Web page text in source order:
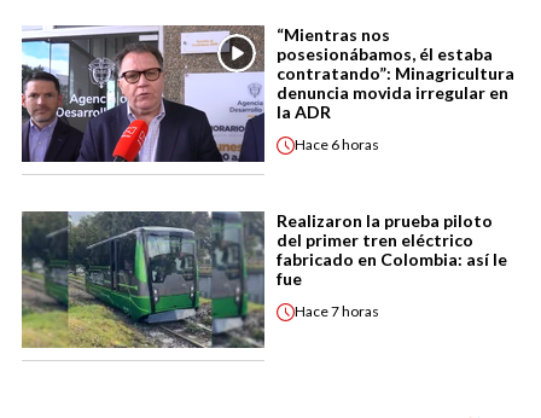
“Mientras nos
posesionábamos, él estaba
contratando”: Minagricultura
denuncia movida irregular en
la ADR
Hace 6 horas
Realizaron la prueba piloto
del primer tren eléctrico
fabricado en Colombia: así le
fue
Hace7 horas